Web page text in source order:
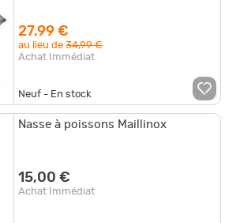
27,99 €
au lieu de34,99 €
Achat Immédiat
Neuf - En stock
Nasse à poissons Maillinox
15,00 €
Achat Immédiat